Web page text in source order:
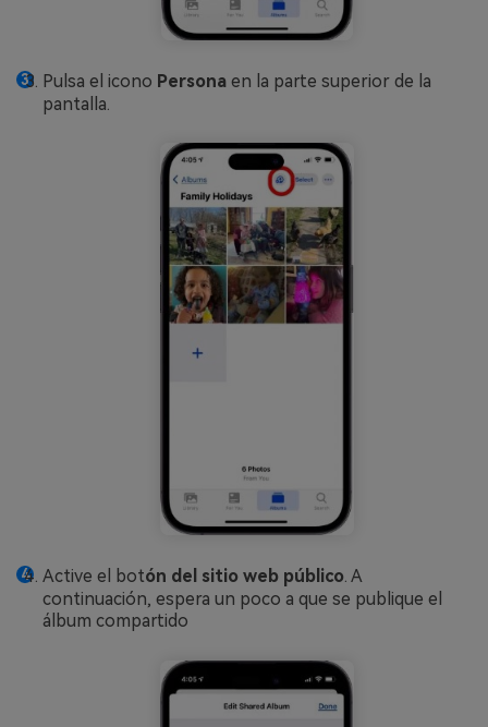
Pulsa el icono Persona en la parte superior de la
pantalla.
Active el botón del sitio web público. A
continuación, espera un poco a que se publique el
álbum compartido